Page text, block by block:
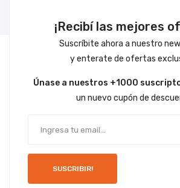
¡Recibí las mejores
Suscríbite ahora a nuestro
y enterate de ofertas
Únase a nuestros +1000
un nuevo cupón de
SUSCRIBIR!